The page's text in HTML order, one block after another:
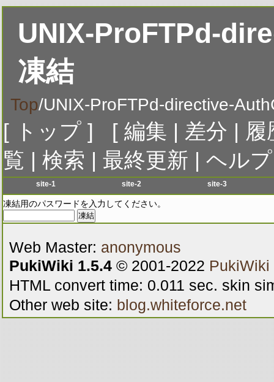
UNIX-ProFTPd-
凍結
Top/UNIX-ProFTPd-directive-
[ トップ ] [ 編集 | 差分 | 履
覧 | 検索 | 最終更新 | ヘルプ
site-1
menu-1
menu-4
menu-5
site-2
menu-1
menu-2
menu-4
menu-5
site-3
menu-4
menu-5
凍結用のパスワードを入力してください。
Web Master: anonymous
PukiWiki 1.5.4 © 2001-2022 PukiWiki
HTML convert time: 0.011 sec. skin
Other web site: blog.whiteforce.net